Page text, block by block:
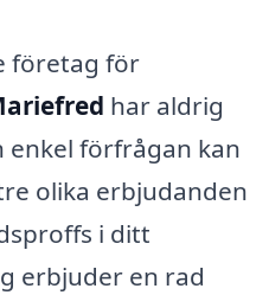
företag för
har aldrig
enkel förfrågan kan
olika erbjudanden
i ditt
erbjuder en rad